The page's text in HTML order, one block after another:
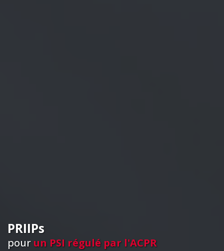
PRIIPs
pour un PSI régulé par l'ACPR